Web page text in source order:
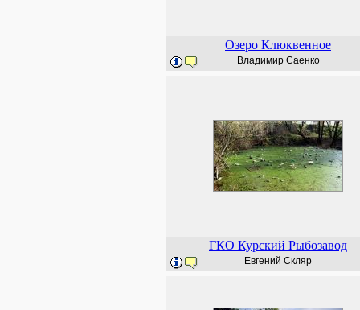
Озеро Клюквенное
Владимир Саенко
ГКО Курский Рыбозавод
Евгений Скляр